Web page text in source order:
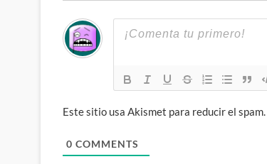
Este sitio usa Akismet para reducir el spam.
0 COMMENTS